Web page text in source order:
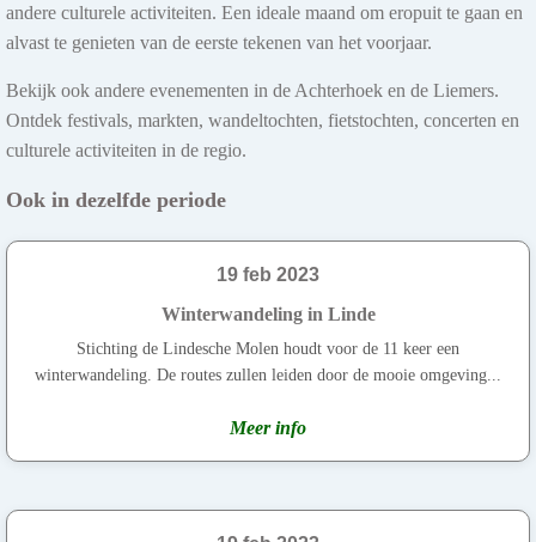
andere culturele activiteiten. Een ideale maand om eropuit te gaan en
alvast te genieten van de eerste tekenen van het voorjaar.
Bekijk ook andere evenementen in de Achterhoek en de Liemers.
Ontdek festivals, markten, wandeltochten, fietstochten, concerten en
culturele activiteiten in de regio.
Ook in dezelfde periode
19 feb 2023
Winterwandeling in Linde
Stichting de Lindesche Molen houdt voor de 11 keer een
winterwandeling. De routes zullen leiden door de mooie omgeving...
Meer info